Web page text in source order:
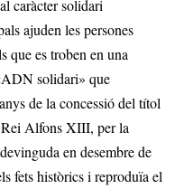
caràcter solidari
ajuden les persones
que es troben en una
solidari» que
de la concessió del títol
Alfons XIII, per la
en desembre de
fets històrics i reproduïa el